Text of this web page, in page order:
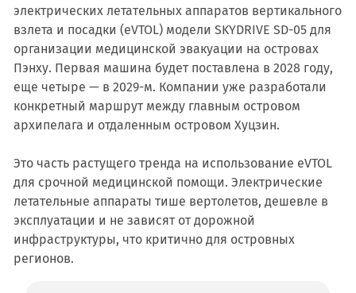
электрических летательных аппаратов вертикального
взлета и посадки (eVTOL) модели SKYDRIVE SD-05 для
организации медицинской эвакуации на островах
Пэнху. Первая машина будет поставлена в 2028 году,
еще четыре — в 2029-м. Компании уже разработали
конкретный маршрут между главным островом
архипелага и отдаленным островом Хуцзин.
Это часть растущего тренда на использование eVTOL
для срочной медицинской помощи. Электрические
летательные аппараты тише вертолетов, дешевле в
эксплуатации и не зависят от дорожной
инфраструктуры, что критично для островных
регионов.